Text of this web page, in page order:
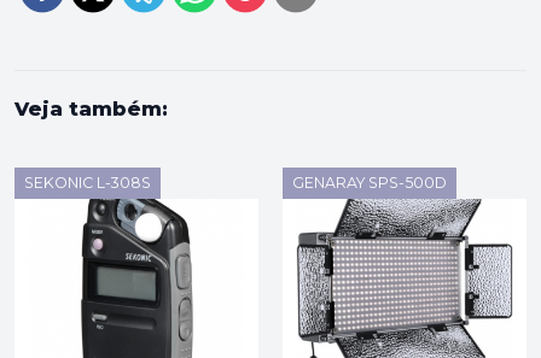
Veja também:
SEKONIC L-308S GENARAY SPS-500D